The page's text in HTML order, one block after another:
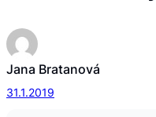
Jana Bratanová
31.1.2019